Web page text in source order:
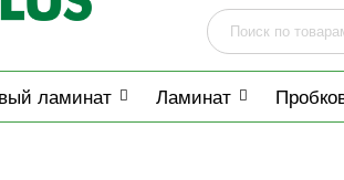
ламинат Ламинат